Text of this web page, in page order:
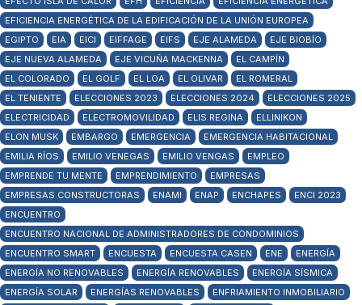
EFICIENCIA ENERGÉTICA DE LA EDIFICACIÓN DE LA UNIÓN EUROPEA
EGIPTO
EIA EICI EIFFAGE EIFS EJE ALAMEDA
EJE BIOBÍO
EJE NUEVA ALAMEDA
EJE VICUÑA MACKENNA
EL CAMPÍN
EL COLORADO
EL GOLF EL LOA EL OLIVAR
EL ROMERAL
EL TENIENTE
ELECCIONES 2023 ELECCIONES 2024
ELECCIONES 2025
ELECTRICIDAD
ELECTROMOVILIDAD ELIS REGINA
ELLINIKON
ELON MUSK
EMBARGO EMERGENCIA
EMERGENCIA HABITACIONAL
EMILIA RÍOS
EMILIO VENEGAS EMILIO VENGAS
EMPLEO
EMPRENDE TU MENTE
EMPRENDIMIENTO
EMPRESAS
EMPRESAS CONSTRUCTORAS
ENAMI ENAP ENCHAPES
ENCI 2023
ENCUENTRO
ENCUENTRO NACIONAL DE ADMINISTRADORES DE CONDOMINIOS
ENCUENTRO SMART
ENCUESTA ENCUESTA CASEN ENE
ENERGÍA
ENERGÍA NO RENOVABLES
ENERGÍA RENOVABLES
ENERGÍA SÍSMICA
ENERGÍA SOLAR
ENERGÍAS RENOVABLES
ENFRIAMIENTO INMOBILIARIO